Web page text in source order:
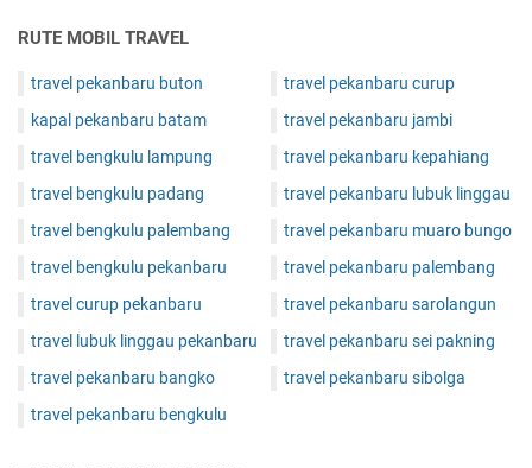
RUTE MOBIL TRAVEL
travel pekanbaru buton
kapal pekanbaru batam
travel bengkulu lampung
travel bengkulu padang
travel bengkulu palembang
travel bengkulu pekanbaru
travel curup pekanbaru
travel lubuk linggau pekanbaru
travel pekanbaru bangko
travel pekanbaru bengkulu
travel pekanbaru curup
travel pekanbaru jambi
travel pekanbaru kepahiang
travel pekanbaru lubuk linggau
travel pekanbaru muaro bungo
travel pekanbaru palembang
travel pekanbaru sarolangun
travel pekanbaru sei pakning
travel pekanbaru sibolga